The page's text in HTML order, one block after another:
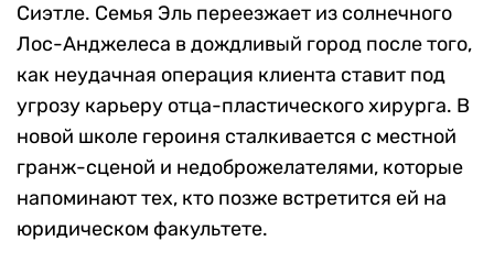
Сиэтле. Семья Эль переезжает из солнечного
Лос-Анджелеса в дождливый город после того,
как неудачная операция клиента ставит под
угрозу карьеру отца-пластического хирурга. В
новой школе героиня сталкивается с местной
гранж-сценой и недоброжелателями, которые
напоминают тех, кто позже встретится ей на
юридическом факультете.